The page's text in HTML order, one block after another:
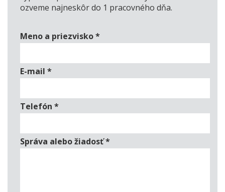
ozveme najneskôr do 1 pracovného dňa.
Meno a priezvisko*
E-mail *
Telefón *
Správa alebo žiadosť*